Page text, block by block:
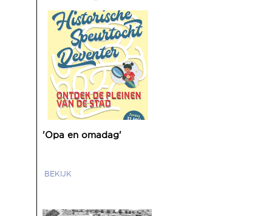
'Opa en omadag'
BEKIJK